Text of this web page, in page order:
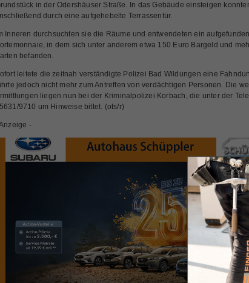
in der Odershäuser Straße. In das Gebäude einsteigen
durch eine aufgehebelte Terrassentür.
Inneren durchsuchten sie die Räume und entwendeten ein
in dem sich unter anderem etwa 150 Euro Bargeld und
befanden.
leitete die zeitnah verständigte Polizei Bad Wildungen eine
jedoch nicht mehr zum Antreffen von verdächtigen Personen. Die
liegen nun bei der Kriminalpolizei Korbach, die unter der
9710 um Hinweise bittet. (ots/r)
-